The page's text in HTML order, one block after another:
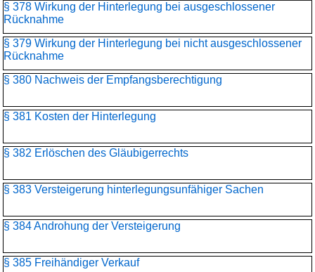
§ 378 Wirkung der Hinterlegung bei ausgeschlossener
Rücknahme
§ 379 Wirkung der Hinterlegung bei nicht ausgeschlossener
Rücknahme
§ 380 Nachweis der Empfangsberechtigung
§ 381 Kosten der Hinterlegung
§ 382 Erlöschen des Gläubigerrechts
§ 383 Versteigerung hinterlegungsunfähiger Sachen
§ 384 Androhung der Versteigerung
§ 385 Freihändiger Verkauf